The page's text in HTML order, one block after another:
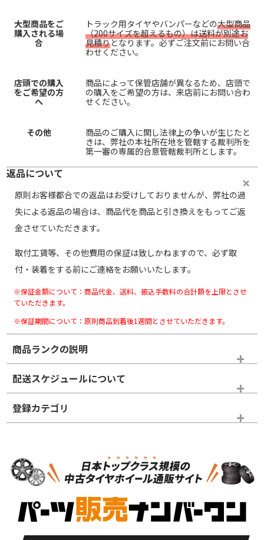
大型商品をご
購入される場
合
トラック用タイヤやバンパーなどの大型商品
（200サイズを超えるもの）は送料が別途お
見積りとなります。必ずご注文前にお問い合
わせください。
店頭での購入
をご希望の方
へ
商品によって保管店舗が異なるため、店頭で
の購入をご希望の方は、来店前にお問い合わ
せください。
その他
商品のご購入に関し法律上の争いが生じたと
きは、弊社の本社所在地を管轄する裁判所を
第一審の専属的合意管轄裁判所とします。
返品について
原則お客様都合での返品はお受けしておりませんが、弊社の過
失による返品の場合は、商品代を商品と引き換えをもってご返
金させていただきます。
取付工賃等、その他費用の保証は致しかねますので、必ず取
付・装着をする前にご連絡をお願いいたします。
※保証金額について：商品代金、送料、振込手数料の合計額を上限とさせ
ていただきます。
※保証期間について：原則商品到着後1週間とさせていただきます。
商品ランクの説明
※商品ランクは出品者の主観により判断しておりますので、あら
かじめご了承ください。
ホイールランク
S
品）
S
新車外し品（新古
付き
走行距離も少なく、
走行距離も少なく、
配送スケジュールについて
登録カテゴリ
スタッドレスタイヤホイールセット